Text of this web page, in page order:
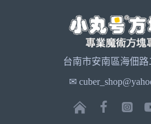
台南市安南區海佃路
✉